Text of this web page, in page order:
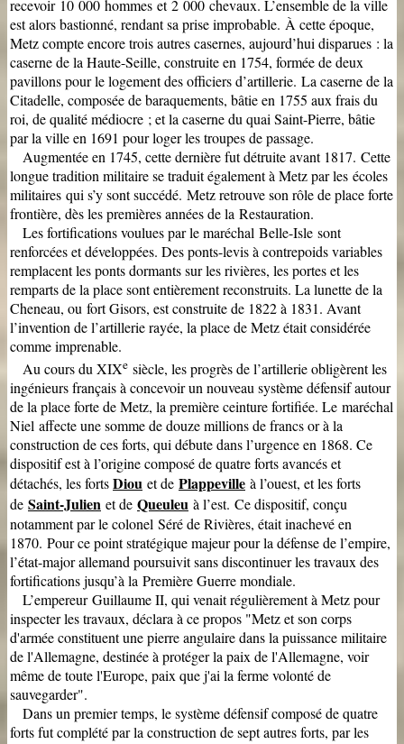
recevoir 10 000 hommes et 2 000 chevaux. L’ensemble de la ville
est alors bastionné, rendant sa prise improbable. À cette époque,
Metz compte encore trois autres casernes, aujourd’hui disparues : la
caserne de la Haute-Seille, construite en 1754, formée de deux
pavillons pour le logement des officiers d’artillerie. La caserne de la
Citadelle, composée de baraquements, bâtie en 1755 aux frais du
roi, de qualité médiocre ; et la caserne du quai Saint-Pierre, bâtie
par la ville en 1691 pour loger les troupes de passage.
Augmentée en 1745, cette dernière fut détruite avant 1817. Cette
longue tradition militaire se traduit également à Metz par les écoles
militaires qui s’y sont succédé. Metz retrouve son rôle de place forte
frontière, dès les premières années de la Restauration.
Les fortifications voulues par le maréchal Belle-Isle sont
renforcées et développées. Des ponts-levis à contrepoids variables
remplacent les ponts dormants sur les rivières, les portes et les
remparts de la place sont entièrement reconstruits. La lunette de la
Cheneau, ou fort Gisors, est construite de 1822 à 1831. Avant
l’invention de l’artillerie rayée, la place de Metz était considérée
comme imprenable.
Au cours du XIXe siècle, les progrès de l’artillerie obligèrent les
ingénieurs français à concevoir un nouveau système défensif autour
de la place forte de Metz, la première ceinture fortifiée. Le maréchal
Niel affecte une somme de douze millions de francs or à la
construction de ces forts, qui débute dans l’urgence en 1868. Ce
dispositif est à l’origine composé de quatre forts avancés et
détachés, les fortsDiou et de Plappeville à l’ouest, et les forts
de Saint-Julien et de Queuleu à l’est. Ce dispositif, conçu
notamment par le colonel Séré de Rivières, était inachevé en
1870. Pour ce point stratégique majeur pour la défense de l’empire,
l’état-major allemand poursuivit sans discontinuer les travaux des
fortifications jusqu’à la Première Guerre mondiale.
L’empereur Guillaume II, qui venait régulièrement à Metz pour
inspecter les travaux, déclara à ce propos "Metz et son corps
d'armée constituent une pierre angulaire dans la puissance militaire
de l'Allemagne, destinée à protéger la paix de l'Allemagne, voir
même de toute l'Europe, paix que j'ai la ferme volonté de
sauvegarder".
Dans un premier temps, le système défensif composé de quatre
forts fut complété par la construction de sept autres forts, par les